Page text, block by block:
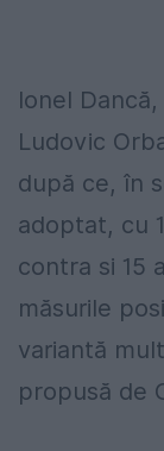
Ionel
Ludovic
după ce, în
adoptat, cu
contra si 15
măsurile
variantă
propusă de